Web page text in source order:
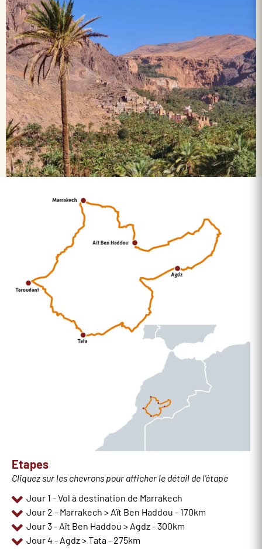
Etapes
Cliquez sur les chevrons pour afficher le détail de l'étape
Jour 1 - Vol à destination de Marrakech
Jour 2 - Marrakech > Aït Ben Haddou - 170km
Jour 3 - Aït Ben Haddou > Agdz - 300km
Jour 4 - Agdz > Tata - 275km